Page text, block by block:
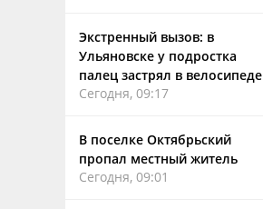
Экстренный вызов: в
Ульяновске у подростка
палец застрял в велосипеде
Сегодня, 09:17
В поселке Октябрьский
пропал местный житель
Сегодня, 09:01